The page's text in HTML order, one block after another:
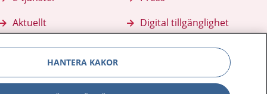
Aktuellt
Digital tillgänglighet
HANTERA KAKOR